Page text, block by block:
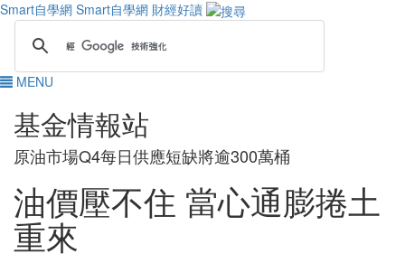
Smart自學網 Smart自學網 財經好讀
MENU
基金情報站
原油市場Q4每日供應短缺將逾300萬桶
油價壓不住 當心通膨捲土
重來